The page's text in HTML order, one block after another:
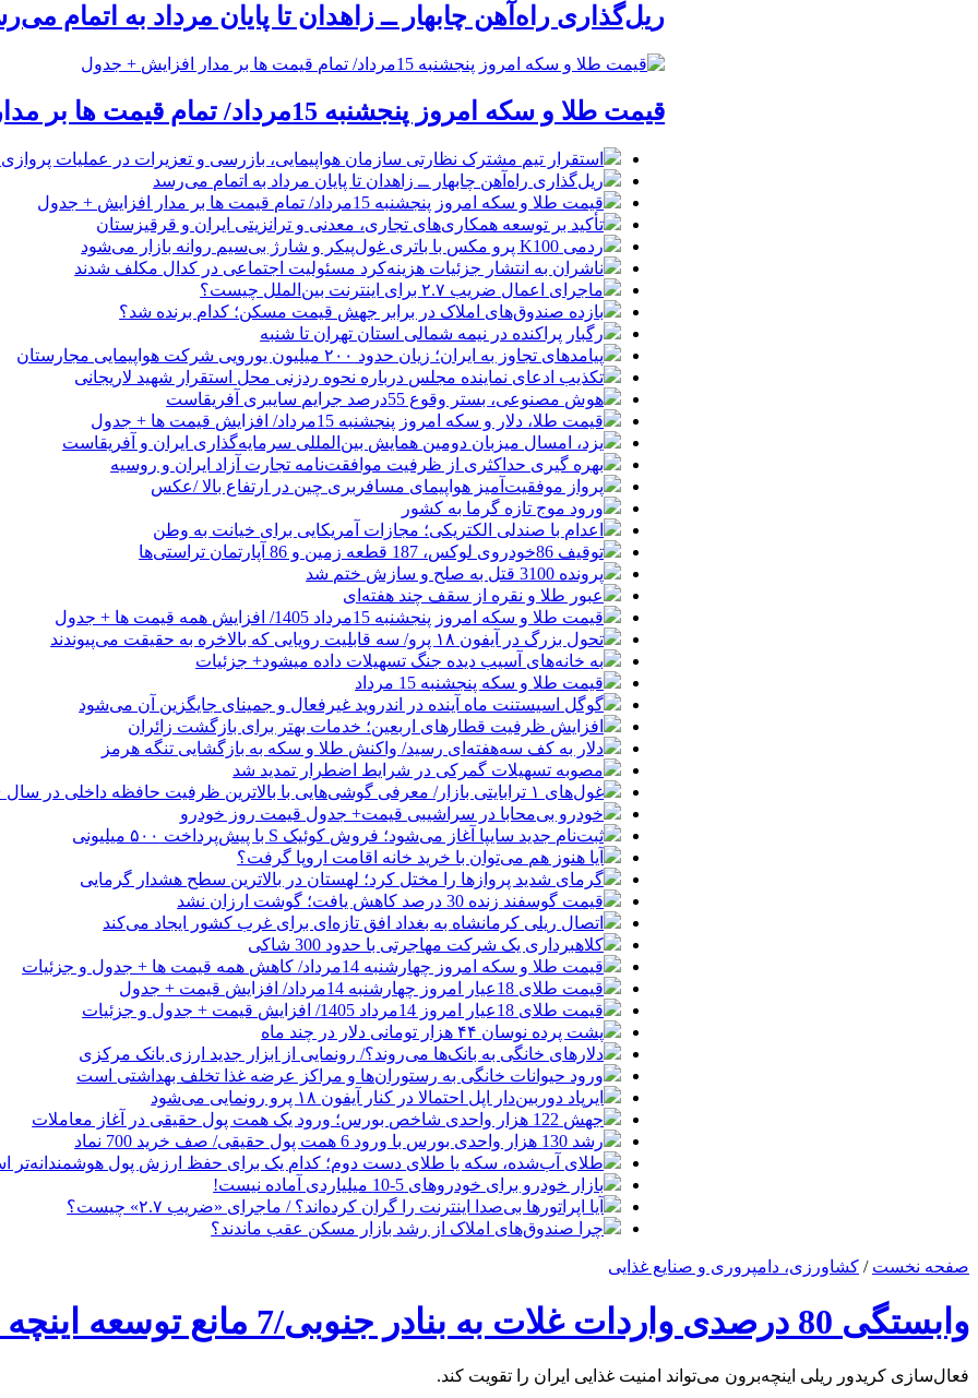
ریل‌گذاری راه‌آهن چابهار ــ زاهدان تا پایان مرداد به اتمام
قیمت طلا و سکه امروز پنجشنبه 15مرداد/ تمام قیمت ها بر مدار افزایش + جدول
استقرار تیم مشترک نظارتی سازمان هواپیمایی، بازرسی و تعزیرات در عملیات پروازی
ریل‌گذاری راه‌آهن چابهار ــ زاهدان تا پایان مرداد به اتمام می‌رسد
قیمت طلا و سکه امروز پنجشنبه 15مرداد/ تمام قیمت ها بر مدار افزایش + جدول
تأکید بر توسعه همکاری‌های تجاری، معدنی و ترانزیتی ایران و قرقیزستان
ردمی K100 پرو مکس با باتری غول‌پیکر و شارژ بی‌سیم روانه بازار می‌شود
ناشران به انتشار جزئیات هزینه‌کرد مسئولیت اجتماعی در کدال مکلف شدند
ماجرای اعمال ضریب ۲.۷ برای اینترنت بین‌الملل چیست؟
بازده صندوق‌های املاک در برابر جهش قیمت مسکن؛ کدام برنده شد؟
رگبار پراکنده در نیمه شمالی استان تهران تا شنبه
پیامدهای تجاوز به ایران؛ زیان حدود ۲۰۰ میلیون یورویی شرکت هواپیمایی مجارستان
تکذیب ادعای نماینده مجلس درباره نحوه ردزنی محل استقرار شهید لاریجانی
هوش مصنوعی، بستر وقوع 55درصد جرایم سایبری آفریقاست
قیمت طلا، دلار و سکه امروز پنجشنبه 15مرداد/ افزایش قیمت ها + جدول
یزد، امسال میزبان دومین همایش بین‌المللی سرمایه‌گذاری ایران و آفریقاست
بهره گیری حداکثری از ظرفیت موافقت‌نامه تجارت آزاد ایران و روسیه
پرواز موفقیت‌آمیز هواپیمای مسافربری چین در ارتفاع بالا /عکس
ورود موج تازه گرما به کشور
اعدام با صندلی الکتریکی؛ مجازات آمریکایی برای خیانت به وطن
توقیف 86خودروی لوکس، 187 قطعه زمین و 86 آپارتمان تراستی‌ها
پرونده 3100 قتل به صلح و سازش ختم شد
عبور طلا و نقره از سقف چند هفته‌ای
قیمت طلا و سکه امروز پنجشنبه 15مرداد 1405/ افزایش همه قیمت ها + جدول
تحول بزرگ در آیفون ۱۸ پرو/ سه قابلیت رویایی که بالاخره به حقیقت می‌پیوندند
به خانه‌های آسیب دیده جنگ تسهیلات داده میشود+ جزئیات
قیمت طلا و سکه پنجشنبه 15 مرداد
گوگل اسیستنت ماه آینده در اندروید غیرفعال و جمینای جایگزین آن می‌شود
افزایش ظرفیت قطارهای اربعین؛ خدمات بهتر برای بازگشت زائران
دلار به کف سه‌هفته‌ای رسید/ واکنش طلا و سکه به بازگشایی تنگه هرمز
مصوبه تسهیلات گمرکی در شرایط اضطرار تمدید شد
غول‌های ۱ ترابایتی بازار/ معرفی گوشی‌هایی با بالاترین ظرفیت حافظه داخلی در سال ۲۰۲۶
خودرو بی‌محابا در سراشیبی قیمت+ جدول قیمت روز خودرو
ثبت‌نام جدید سایپا آغاز می‌شود؛ فروش کوئیک S با پیش‌پرداخت ۵۰۰ میلیونی
آیا هنوز هم می‌توان با خرید خانه اقامت اروپا گرفت؟
گرمای شدید پروازها را مختل کرد؛ لهستان در بالاترین سطح هشدار گرمایی
قیمت گوسفند زنده 30 درصد کاهش یافت؛ گوشت ارزان نشد
اتصال ریلی کرمانشاه به بغداد افق تازه‌ای برای غرب کشور ایجاد می‌کند
کلاهبرداری یک شرکت مهاجرتی با حدود 300 شاکی
قیمت طلا و سکه امروز چهارشنبه 14مرداد/ کاهش همه قیمت ها + جدول و جزئیات
قیمت طلای 18عیار امروز چهارشنبه 14مرداد/ افزایش قیمت + جدول
قیمت طلای 18عیار امروز 14مرداد 1405/ افزایش قیمت + جدول و جزئیات
پشت پرده نوسان ۴۴ هزار تومانی دلار در چند ماه
دلارهای خانگی به بانک‌ها می‌روند؟/ رونمایی از ابزار جدید ارزی بانک مرکزی
ورود حیوانات خانگی به رستوران‌ها و مراکز عرضه غذا تخلف بهداشتی است
ایرپاد دوربین‌دار اپل احتمالا در کنار آیفون ۱۸ پرو رونمایی می‌شود
جهش 122 هزار واحدی شاخص بورس؛ ورود یک همت پول حقیقی در آغاز معاملات
رشد 130 هزار واحدی بورس با ورود 6 همت پول حقیقی/ صف خرید 700 نماد
طلای آب‌شده، سکه یا طلای دست دوم؛ کدام یک برای حفظ ارزش پول هوشمندانه‌تر
بازار خودرو برای خودروهای 5-10 میلیاردی آماده نیست!
آیا اپراتورها بی‌صدا اینترنت را گران کرده‌اند؟ / ماجرای «ضریب ۲.۷» چیست؟
چرا صندوق‌های املاک از رشد بازار مسکن عقب ماندند؟
صفحه نخست / کشاورزی، دامپروری و صنایع غذایی
وابستگی 80 درصدی واردات غلات به بنادر جنوبی/7 مانع توسعه اینچه برون
فعال‌سازی کریدور ریلی اینچه‌برون می‌تواند امنیت غذایی ایران را تقویت کند.